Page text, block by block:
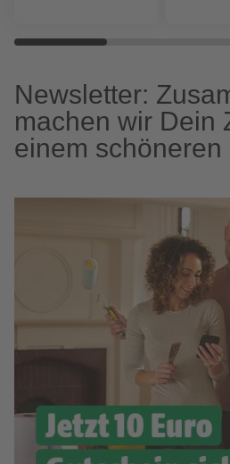
Newsletter:
machen wir Dein
einem schöneren